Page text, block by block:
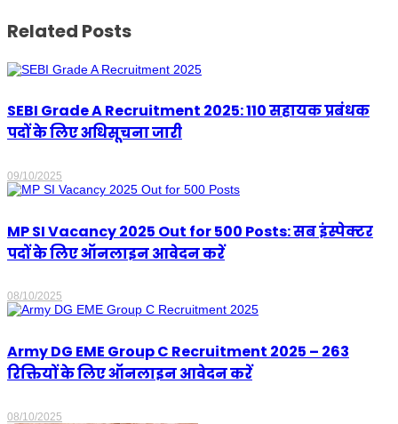
Related Posts
SEBI Grade A Recruitment 2025: 110 सहायक प्रबंधक
पदों के लिए अधिसूचना जारी
09/10/2025
MP SI Vacancy 2025 Out for 500 Posts: सब इंस्पेक्टर
पदों के लिए ऑनलाइन आवेदन करें
08/10/2025
Army DG EME Group C Recruitment 2025 – 263
रिक्तियों के लिए ऑनलाइन आवेदन करें
08/10/2025